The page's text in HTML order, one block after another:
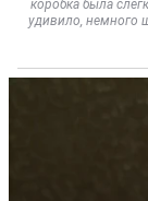
коробка была
удивило, немного